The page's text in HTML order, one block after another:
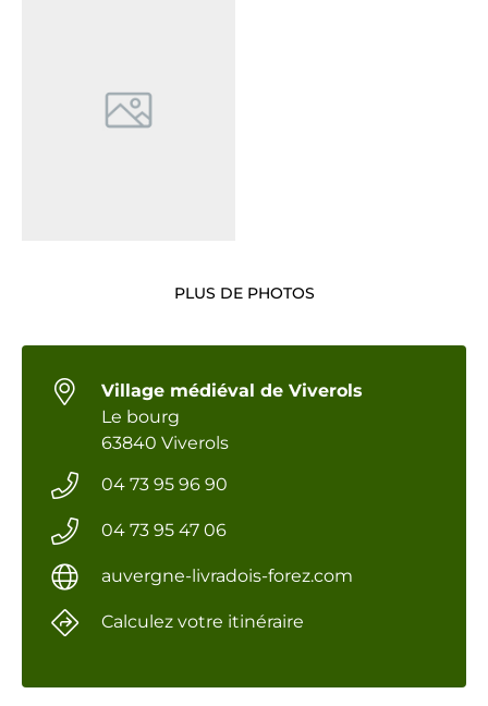
PLUS DE PHOTOS
Village médiéval de Viverols
Le bourg
63840 Viverols
04 73 95 96 90
04 73 95 47 06
auvergne-livradois-forez.com
Calculez votre itinéraire